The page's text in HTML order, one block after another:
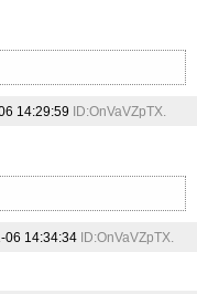
14:29:59 ID:OnVaVZpTX.
06 14:34:34 ID:OnVaVZpTX.